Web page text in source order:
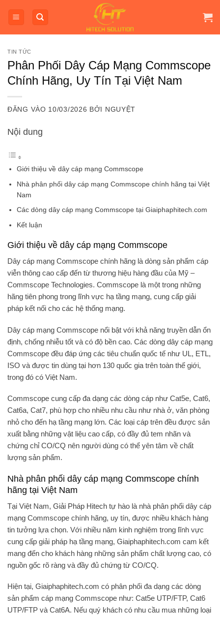
qua
TIN TỨC
Phân Phối Dây Cáp Mạng Commscope
Chính Hãng, Uy Tín Tại Việt Nam
ĐĂNG VÀO 10/03/2026 BỞI NGUYỆT
Nội dung
Giới thiệu về dây cáp mạng Commscope
Nhà phân phối dây cáp mạng Commscope chính hãng tại Việt
Nam
Các dòng dây cáp mạng Commscope tại Giaiphaphitech.com
Kết luận
Giới thiệu về dây cáp mạng Commscope
Dây cáp mạng Commscope chính hãng là dòng sản phẩm cáp
viễn thông cao cấp đến từ thương hiệu hàng đầu của Mỹ –
Commscope Technologies. Commscope là một trong những
hãng tiên phong trong lĩnh vực hạ tầng mạng, cung cấp giải
pháp kết nối cho các hệ thống mạng.
Dây cáp mạng Commscope nổi bật với khả năng truyền dẫn ổn
định, chống nhiễu tốt và có độ bền cao. Các dòng dây cáp mạng
Commscope đều đáp ứng các tiêu chuẩn quốc tế như UL, ETL,
ISO và được tin dùng tại hơn 130 quốc gia trên toàn thế giới,
trong đó có Việt Nam.
Commscope cung cấp đa dạng các dòng cáp như Cat5e, Cat6,
Cat6a, Cat7, phù hợp cho nhiều nhu cầu như nhà ở, văn phòng
nhỏ cho đến hạ tầng mạng lớn. Các loại cáp trên đều được sản
xuất bằng những vật liệu cao cấp, có đầy đủ tem nhãn và
chứng chỉ CO/CQ nên người dùng có thể yên tâm về chất
lượng sản phẩm.
Nhà phân phối dây cáp mạng Commscope chính
hãng tại Việt Nam
Tại Việt Nam, Giải Pháp Hitech tự hào là nhà phân phối dây cáp
mạng Commscope chính hãng, uy tín, được nhiều khách hàng
tin tưởng lựa chọn. Với nhiều năm kinh nghiệm trong lĩnh vực
cung cấp giải pháp hạ tầng mạng, Giaiphaphitech.com cam kết
mang đến cho khách hàng những sản phẩm chất lượng cao, có
nguồn gốc rõ ràng và đầy đủ chứng từ CO/CQ.
Hiện tại, Giaiphaphitech.com có phân phối đa dạng các dòng
sản phẩm cáp mạng Commscope như: Cat5e UTP/FTP, Cat6
UTP/FTP và Cat6A. Nếu quý khách có nhu cầu mua những loại